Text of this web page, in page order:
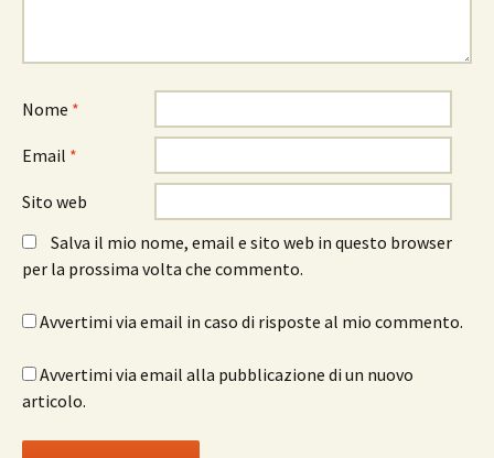
Nome *
Email *
Sito web
Salva il mio nome, email e sito web in questo browser
per la prossima volta che commento.
Avvertimi via email in caso di risposte al mio commento.
Avvertimi via email alla pubblicazione di un nuovo
articolo.